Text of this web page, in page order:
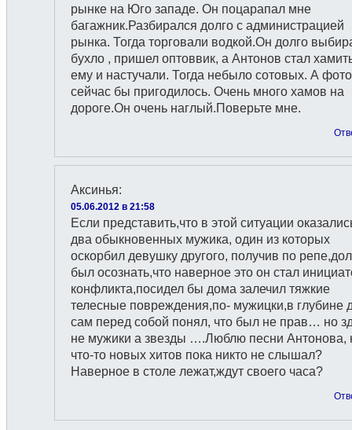
рынке на Юго западе. Он поцарапал мне
багажник.Разбирался долго с администрацией
рынка. Тогда торговали водкой.Он долго
бухло , пришел оптоввик, а Антонов стал
ему и настучали. Тогда небыло сотовых. А фото
сейчас бы пригодилось. Очень много хамов на
дороге.Он очень наглый.Поверьте мне.
Аксинья:
05.06.2012 в 21:58
Если представить,что в этой ситуации
два обыкновенных мужика, один из которых
оскорбил девушку другого, получив по
был осознать,что наверное это он стал
конфликта,посидел бы дома залечил тяжкие
телесные повреждения,по- мужицки,в глубине
сам перед собой понял, что был не прав… но
не мужики а звезды ….Люблю песни Антонова,
что-то новых хитов пока никто не слышал?
Наверное в столе лежат,ждут своего часа?